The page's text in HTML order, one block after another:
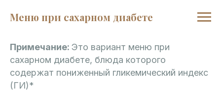
Меню при сахарном диабете
Примечание: Это вариант меню при
сахарном диабете, блюда которого
содержат пониженный гликемический индекс
(ГИ)*